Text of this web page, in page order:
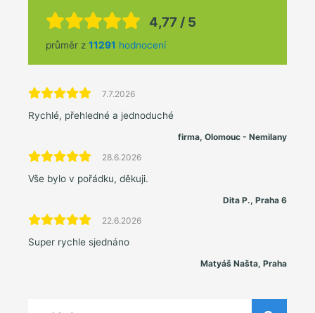
4,77 / 5
průměr z 11291 hodnocení
7.7.2026
Rychlé, přehledné a jednoduché
firma, Olomouc - Nemilany
28.6.2026
Vše bylo v pořádku, děkuji.
Dita P., Praha 6
22.6.2026
Super rychle sjednáno
Matyáš Našta, Praha